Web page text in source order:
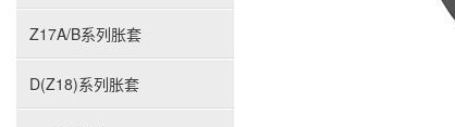
Z17A/B系列胀套
D(Z18)系列胀套